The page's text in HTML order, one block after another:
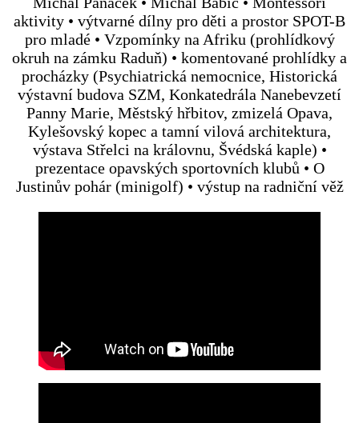
aktivity • výtvarné dílny pro děti a prostor SPOT-B
pro mladé • Vzpomínky na Afriku (prohlídkový
okruh na zámku Raduň) • komentované prohlídky a
procházky (Psychiatrická nemocnice, Historická
výstavní budova SZM, Konkatedrála Nanebevzetí
Panny Marie, Městský hřbitov, zmizelá Opava,
Kylešovský kopec a tamní vilová architektura,
výstava Střelci na královnu, Švédská kaple) •
prezentace opavských sportovních klubů • O
Justinův pohár (minigolf) • výstup na radniční věž